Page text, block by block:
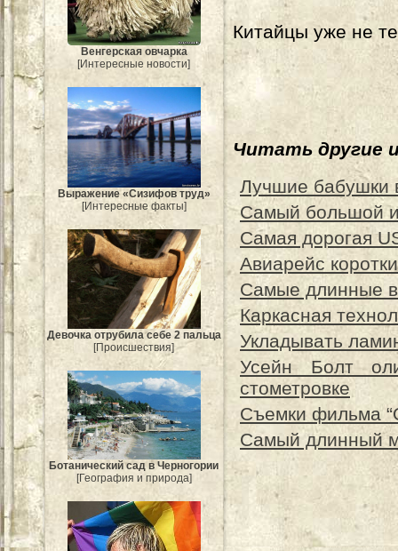
Венгерская овчарка
[Интересные новости]
Выражение «Сизифов труд»
[Интересные факты]
Девочка отрубила себе 2 пальца
[Происшествия]
Ботанический сад в Черногории
[География и природа]
Китайцы уже не
Читать другие
Лучшие бабушки
Самый большой
Самая дорогая
Авиарейс
Самые длинные
Каркасная
Укладывать
Усейн Болт
стометровке
Съемки фильма
Самый длинный